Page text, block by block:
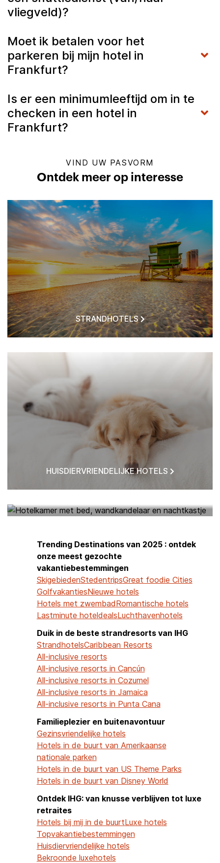
vliegveld)?
Moet ik betalen voor het
parkeren bij mijn hotel in
Frankfurt?
Is er een minimumleeftijd om in te
checken in een hotel in
Frankfurt?
VIND UW PASVORM
Ontdek meer op interesse
STRANDHOTELS
HUISDIERVRIENDELIJKE HOTELS
Trending Destinations van 2025 : ontdek
onze meest gezochte
vakantiebestemmingen
SkigebiedenStedentripsGreat foodie Cities
GolfvakantiesNieuwe hotels
Hotels met zwembadRomantische hotels
Lastminute hoteldealsLuchthavenhotels
Duik in de beste strandresorts van IHG
StrandhotelsCaribbean Resorts
All-inclusive resorts
All-inclusive resorts in Cancún
All-inclusive resorts in Cozumel
All-inclusive resorts in Jamaica
All-inclusive resorts in Punta Cana
Familieplezier en buitenavontuur
Gezinsvriendelijke hotels
Hotels in de buurt van Amerikaanse
nationale parken
Hotels in de buurt van US Theme Parks
Hotels in de buurt van Disney World
Ontdek IHG: van knusse verblijven tot luxe
retraites
Hotels bij mij in de buurtLuxe hotels
Topvakantiebestemmingen
Huisdiervriendelijke hotels
Bekroonde luxehotels